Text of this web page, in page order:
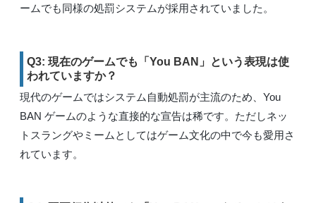
ームでも同様の処罰システムが採用されていました。
Q3: 現在のゲームでも「You BAN」という表現は使
われていますか？
現代のゲームではシステム自動処罰が主流のため、You
BAN ゲームのような直接的な宣告は稀です。ただしネッ
トスラングやミームとしてはゲーム文化の中で今も愛用さ
れています。